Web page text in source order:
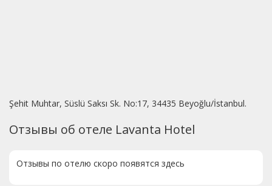
Şehit Muhtar, Süslü Saksı Sk. No:17, 34435 Beyoğlu/İstanbul.
Отзывы об отеле Lavanta Hotel
Отзывы по отелю скоро появятся здесь